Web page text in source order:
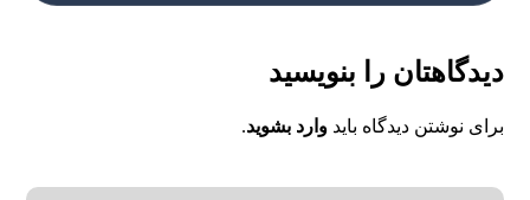
دیدگاهتان را بنویسید
برای نوشتن دیدگاه بایدوارد بشوید.